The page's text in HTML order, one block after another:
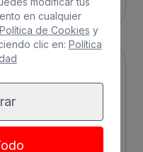
Todo incluido
en cualquier
Política de Cookies y
clic en: Política